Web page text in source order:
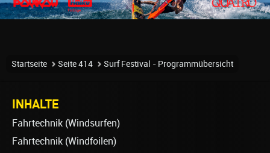
Startseite Seite 414 Surf Festival - Programmübersicht
INHALTE
Fahrtechnik (Windsurfen)
Fahrtechnik (Windfoilen)